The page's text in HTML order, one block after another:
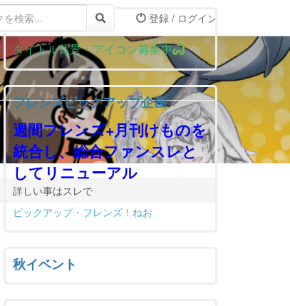
登録 / ログイン
おしらせ
タイトル背景・アイコン募集中
フレンズピックアップ企画
週間フレンズ+月刊けものを
統合し、総合ファンスレと
してリニューアル
詳しい事はスレで
ピックアップ・フレンズ！ねお
秋イベント